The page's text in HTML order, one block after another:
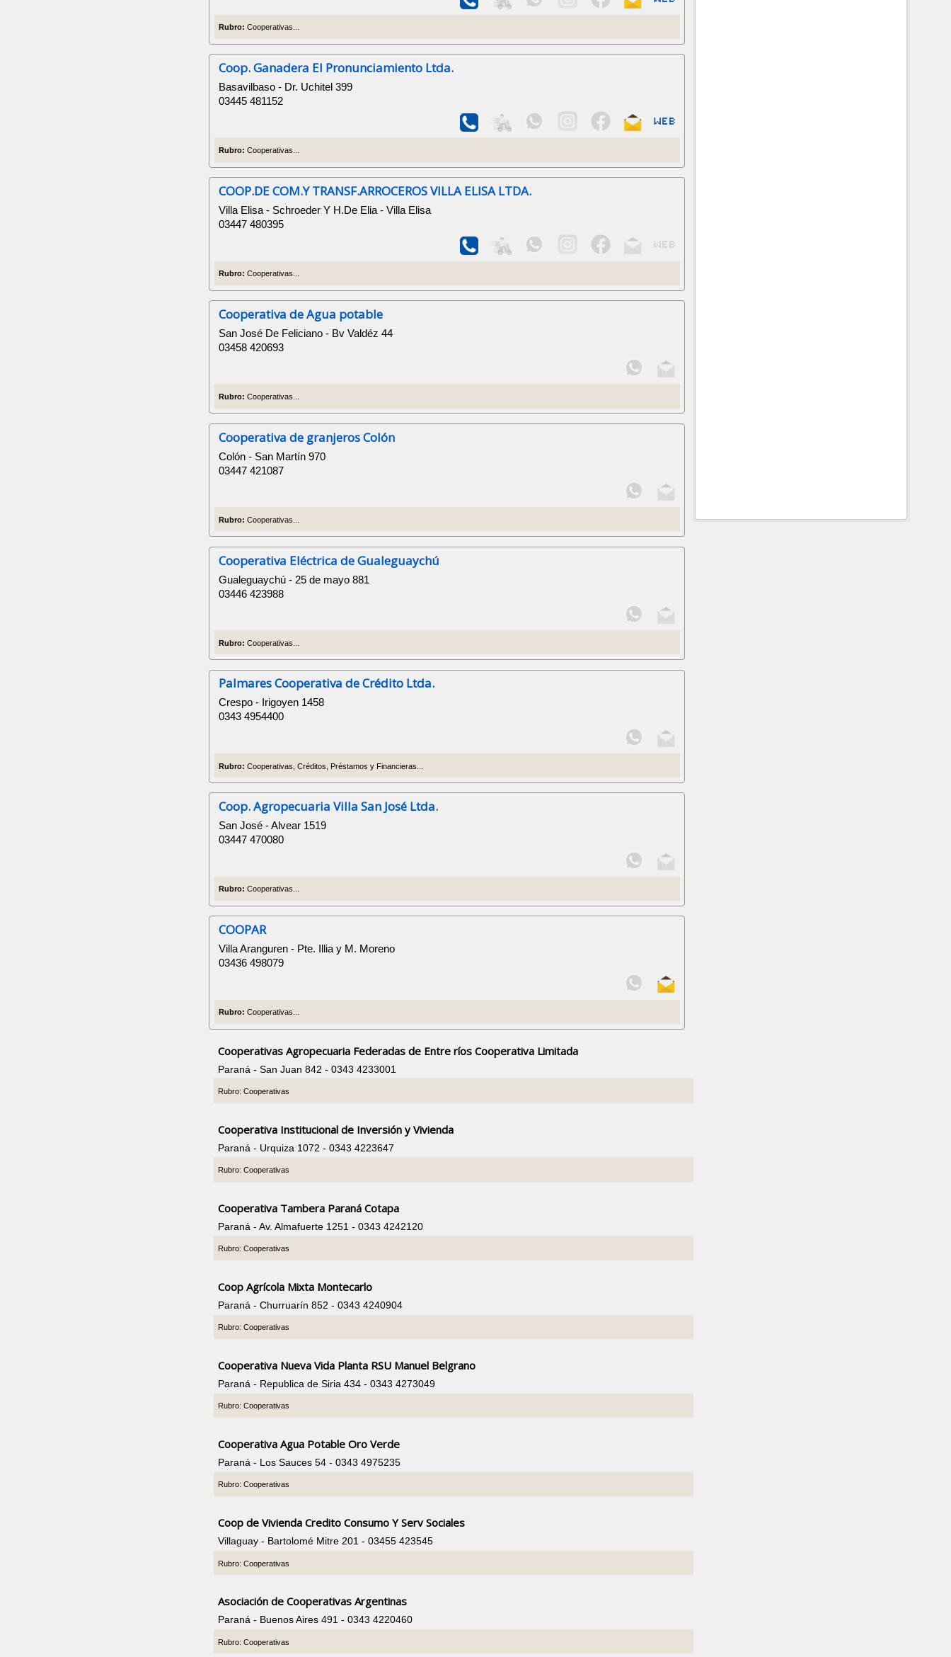
Rubro: Cooperativas...
Coop. Ganadera El Pronunciamiento Ltda.
Basavilbaso - Dr. Uchitel 399
03445 481152
Rubro: Cooperativas...
COOP.DE COM.Y TRANSF.ARROCEROS VILLA ELISA LTDA.
Villa Elisa - Schroeder Y H.De Elia - Villa Elisa
03447 480395
Rubro: Cooperativas...
Cooperativa de Agua potable
San José De Feliciano - Bv Valdéz 44
03458 420693
Rubro: Cooperativas...
Cooperativa de granjeros Colón
Colón - San Martín 970
03447 421087
Rubro: Cooperativas...
Cooperativa Eléctrica de Gualeguaychú
Gualeguaychú - 25 de mayo 881
03446 423988
Rubro: Cooperativas...
Palmares Cooperativa de Crédito Ltda.
Crespo - Irigoyen 1458
0343 4954400
Rubro: Cooperativas, Créditos, Préstamos y Financieras...
Coop. Agropecuaria Villa San José Ltda.
San José - Alvear 1519
03447 470080
Rubro: Cooperativas...
COOPAR
Villa Aranguren - Pte. Illia y M. Moreno
03436 498079
Rubro: Cooperativas...
Cooperativas Agropecuaria Federadas de Entre ríos Cooperativa Limitada
Paraná - San Juan 842 - 0343 4233001
Rubro: Cooperativas
Cooperativa Institucional de Inversión y Vivienda
Paraná - Urquiza 1072 - 0343 4223647
Rubro: Cooperativas
Cooperativa Tambera Paraná Cotapa
Paraná - Av. Almafuerte 1251 - 0343 4242120
Rubro: Cooperativas
Coop Agrícola Mixta Montecarlo
Paraná - Churruarín 852 - 0343 4240904
Rubro: Cooperativas
Cooperativa Nueva Vida Planta RSU Manuel Belgrano
Paraná - Republica de Siria 434 - 0343 4273049
Rubro: Cooperativas
Cooperativa Agua Potable Oro Verde
Paraná - Los Sauces 54 - 0343 4975235
Rubro: Cooperativas
Coop de Vivienda Credito Consumo Y Serv Sociales
Villaguay - Bartolomé Mitre 201 - 03455 423545
Rubro: Cooperativas
Asociación de Cooperativas Argentinas
Paraná - Buenos Aires 491 - 0343 4220460
Rubro: Cooperativas